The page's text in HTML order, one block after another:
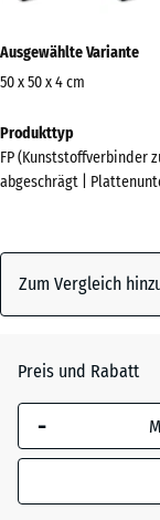
Informationen
zu
Farben?
Farbpalette
Anthrazit(active)
+ €
Ausgewählte Variante
50 x 50 x 4 cm
Abmessungen
für
den
x
500
Die gewählte, blau
umrandete
Abmessung wird
Produktdaten nicht
Produkttyp
FP (Kunststoffverbinder
abgeschrägt |
Zum Vergleich
Preis und Rabatt
-